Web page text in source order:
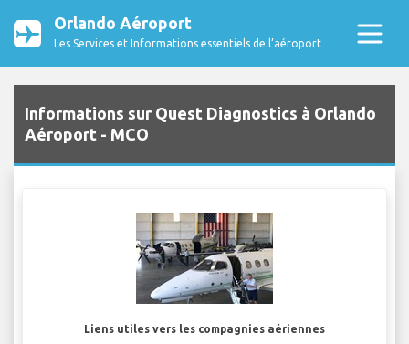
Orlando Aéroport
Les Services et Informations essentiels de l’aéroport
Informations sur Quest Diagnostics à Orlando
Aéroport - MCO
Liens utiles vers les compagnies aériennes